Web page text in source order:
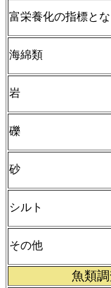
富栄養化の指標と
海綿類
岩
礫
砂
シルト
その他
魚類